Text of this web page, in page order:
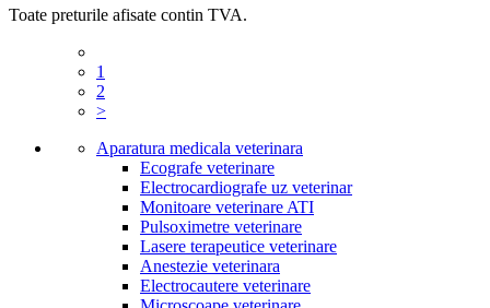
Toate preturile afisate contin TVA.
1
2
>
Aparatura medicala veterinara
Ecografe veterinare
Electrocardiografe uz veterinar
Monitoare veterinare ATI
Pulsoximetre veterinare
Lasere terapeutice veterinare
Anestezie veterinara
Electrocautere veterinare